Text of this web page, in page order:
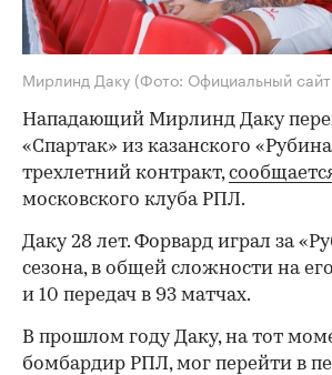
Мирлинд Даку (Фото: Официальный
Нападающий Мирлинд Даку
«Спартак» из казанского
трехлетний контракт,
московского клуба РПЛ.
Даку 28 лет. Форвард играл за
сезона, в общей сложности на
и 10 передач в 93 матчах.
В прошлом году Даку, на тот
бомбардир РПЛ, мог перейти в